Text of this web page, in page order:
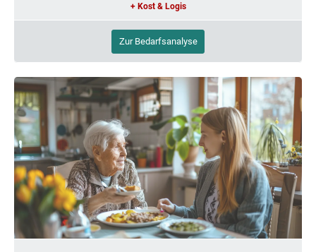
+ Kost & Logis
Zur Bedarfsanalyse